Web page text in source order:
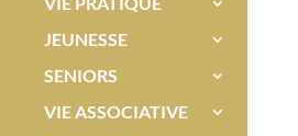
JEUNESSE
SENIORS
VIE ASSOCIATIVE